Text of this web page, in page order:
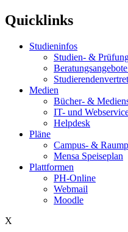
Quicklinks
Studieninfos
Studien- &
Medien
Bücher- &
IT- und
Helpdesk
Pläne
Campus- &
Mensa Speiseplan
Plattformen
PH-Online
Webmail
Moodle
X